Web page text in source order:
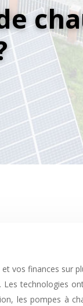
vos finances sur
technologies
les pompes à